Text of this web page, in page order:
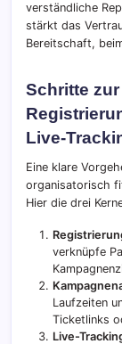
verständliche
stärkt das
Bereitschaft,
Schritte
Live-
Eine klare
organisatorisch
Hier die drei
verknüpfe
Laufzeiten
Ticketlinks
Live-